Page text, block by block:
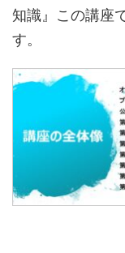
知識』この講座
す。